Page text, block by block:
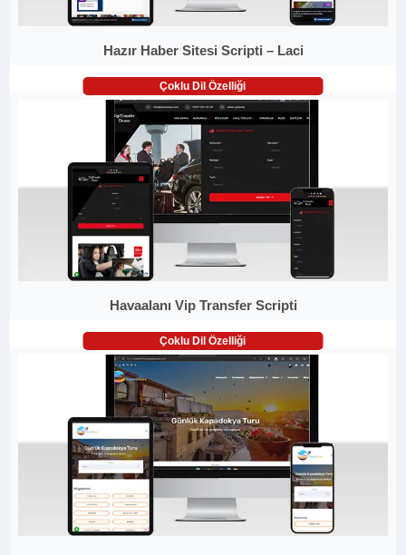
Hazır Haber Sitesi Scripti – Laci
Çoklu Dil Özelliği
Havaalanı Vip Transfer Scripti
Çoklu Dil Özelliği